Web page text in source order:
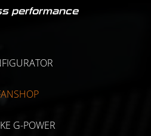
performance
G-POWER